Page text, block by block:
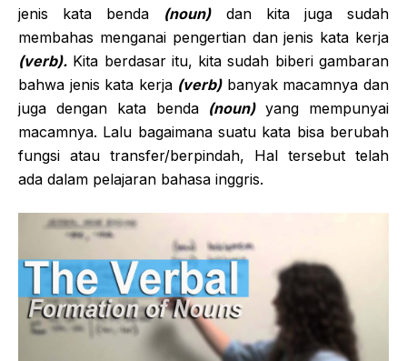
jenis kata benda (noun)dan kita juga sudah
membahas menganai pengertian dan jenis kata kerja
(verb). Kita berdasar itu, kita sudah biberi gambaran
bahwa jenis kata kerja (verb)banyak macamnya dan
juga dengan kata benda (noun)yang mempunyai
macamnya. Lalu bagaimana suatu kata bisa berubah
fungsi atau transfer/berpindah, Hal tersebut telah
ada dalam pelajaran bahasa inggris.